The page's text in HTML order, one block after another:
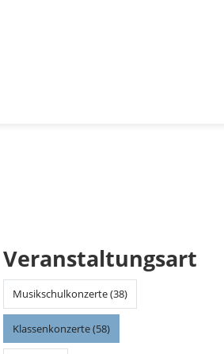
Veranstaltungsart
Musikschulkonzerte (38)
Klassenkonzerte (58)